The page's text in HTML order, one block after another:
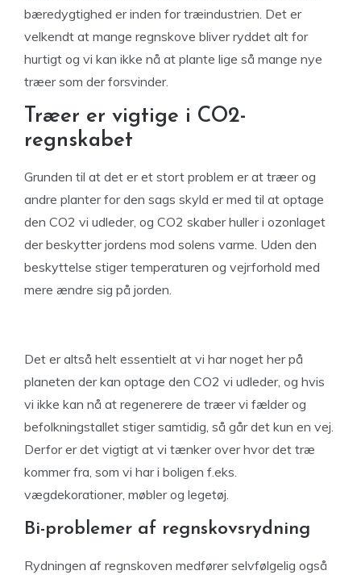
bæredygtighed er inden for træindustrien. Det er
velkendt at mange regnskove bliver ryddet alt for
hurtigt og vi kan ikke nå at plante lige så mange nye
træer som der forsvinder.
Træer er vigtige i CO2-
regnskabet
Grunden til at det er et stort problem er at træer og
andre planter for den sags skyld er med til at optage
den CO2 vi udleder, og CO2 skaber huller i ozonlaget
der beskytter jordens mod solens varme. Uden den
beskyttelse stiger temperaturen og vejrforhold med
mere ændre sig på jorden.
Det er altså helt essentielt at vi har noget her på
planeten der kan optage den CO2 vi udleder, og hvis
vi ikke kan nå at regenerere de træer vi fælder og
befolkningstallet stiger samtidig, så går det kun en vej.
Derfor er det vigtigt at vi tænker over hvor det træ
kommer fra, som vi har i boligen f.eks.
vægdekorationer, møbler og legetøj.
Bi-problemer af regnskovsrydning
Rydningen af regnskoven medfører selvfølgelig også